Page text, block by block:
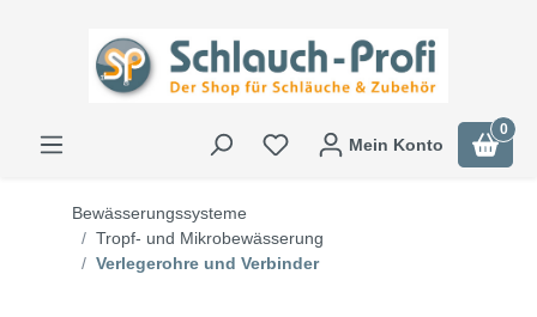
Mein Konto
0
Bewässerungssysteme
Tropf- und Mikrobewässerung
Verlegerohre und Verbinder